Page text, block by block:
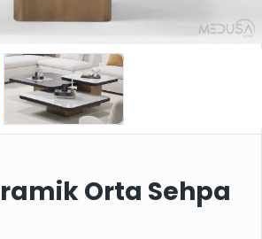
Orta Sehpa